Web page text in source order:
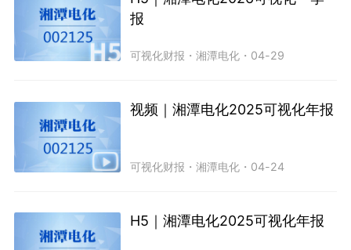
报
可视化财报 ・湘潭电化 ・ 04-29
视频｜湘潭电化2025可视化年报
可视化财报 ・湘潭电化 ・ 04-24
H5｜湘潭电化2025可视化年报